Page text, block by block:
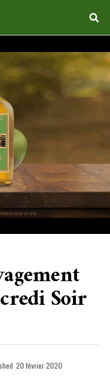
Soir
20 février 2020